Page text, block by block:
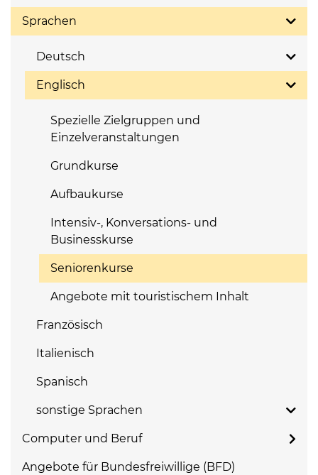
Sprachen
Deutsch
Englisch
Spezielle Zielgruppen und
Einzelveranstaltungen
Grundkurse
Aufbaukurse
Intensiv-, Konversations- und
Businesskurse
Seniorenkurse
Angebote mit touristischem Inhalt
Französisch
Italienisch
Spanisch
sonstige Sprachen
Computer und Beruf
Angebote für Bundesfreiwillige (BFD)